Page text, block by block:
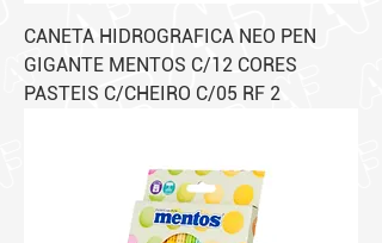
CANETA HIDROGRAFICA NEO PEN
GIGANTE MENTOS C/12 CORES
PASTEIS C/CHEIRO C/05 RF 2